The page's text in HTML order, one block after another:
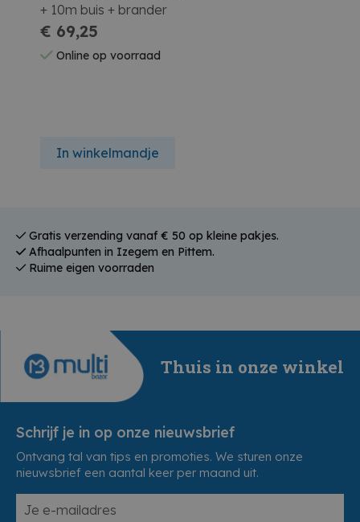
+ 10m buis + brander
€ 69,25
Online op voorraad
In winkelmandje
Gratis verzending vanaf € 50 op kleine pakjes.
Afhaalpunten in Izegem en Pittem.
Ruime eigen voorraden
Thuis in onze winkel
Schrijf je in op onze nieuwsbrief
Ontvang tal van tips en promoties. We sturen onze
nieuwsbrief een aantal keer per maand uit.